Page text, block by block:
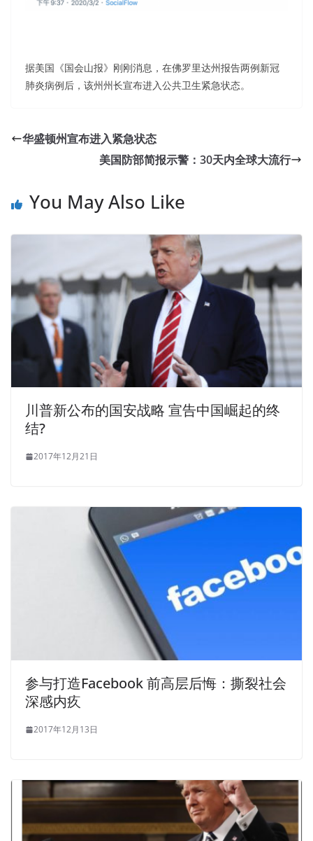
据美国《国会山报》刚刚消息，在佛罗里达州报告两例新冠
肺炎病例后，该州州长宣布进入公共卫生紧急状态。
华盛顿州宣布进入紧急状态
美国防部简报示警：30天内全球大流行
You May Also Like
川普新公布的国安战略 宣告中国崛起的终
结?
2017年12月21日
参与打造Facebook 前高层后悔：撕裂社会
深感内疚
2017年12月13日